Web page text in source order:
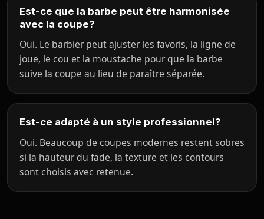
Est-ce que la barbe peut être harmonisée
avec la coupe?
Oui. Le barbier peut ajuster les favoris, la ligne de
joue, le cou et la moustache pour que la barbe
suive la coupe au lieu de paraître séparée.
Est-ce adapté à un style professionnel?
Oui. Beaucoup de coupes modernes restent sobres
si la hauteur du fade, la texture et les contours
sont choisis avec retenue.